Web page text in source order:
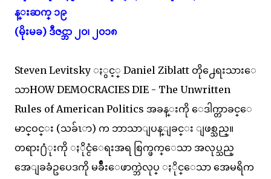
န္းဆက္ ၁၉
(မိုးမခ) ဒီဇင္ဘာ ၂၀၊ ၂၀၁၈
Steven Levitsky ႏွင့္ Daniel Ziblatt တို႕ေရးသားေ
သာHOW DEMOCRACIES DIE - The Unwritten
Rules of American Politics အခန္းကို ေဒါက္တာခင္ေ
မာင္ဝင္း (သခ်ၤာ) က ဘာသာျပန္ျခင္း ျဖစ္သည္။
တရား႐ံုးကို ႏိုင္ငံေရးအရ စြက္ဖက္ေသာ အလုပ္သည္
အေျခခံဥပေဒကို မခ်ိဳးေဖာက္ဘဲလုပ္ ႏိုင္ေသာ အေမရိက